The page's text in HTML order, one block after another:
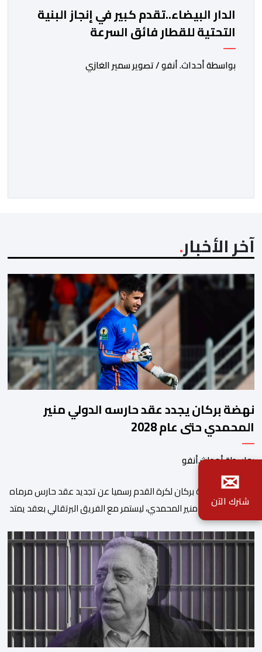
الدار البيضاء..تقدم كبير في إنجاز البنية
التحتية للقطار فائق السرعة
بواسطة أحداث. أنفو / تصوير سمير الغازي
آخر الأخبار
نهضة بركان يجدد عقد حارسه الدولي منير
المحمدي حتى عام 2028
بواسطة أحداث.أنفو
​أعلن نادي نهضة بركان لكرة القدم رسميا عن تجديد عقد حارس مرماه
الدولي المغربي منير المحمدي، ليستمر مع الفريق البرتقالي بعقد يمتد
على منصات التواصل الاجتماعي، مصحوبا بعبارة “الرحلة مستمرة”، في
إشارة إلى رغبة الإدارة في الحفاظ على ركائز الفريق والتعزيز من
✉
شترك الآن